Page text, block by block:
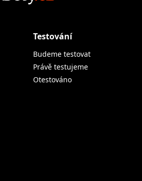
Testování
Budeme testovat
Právě testujeme
Otestováno